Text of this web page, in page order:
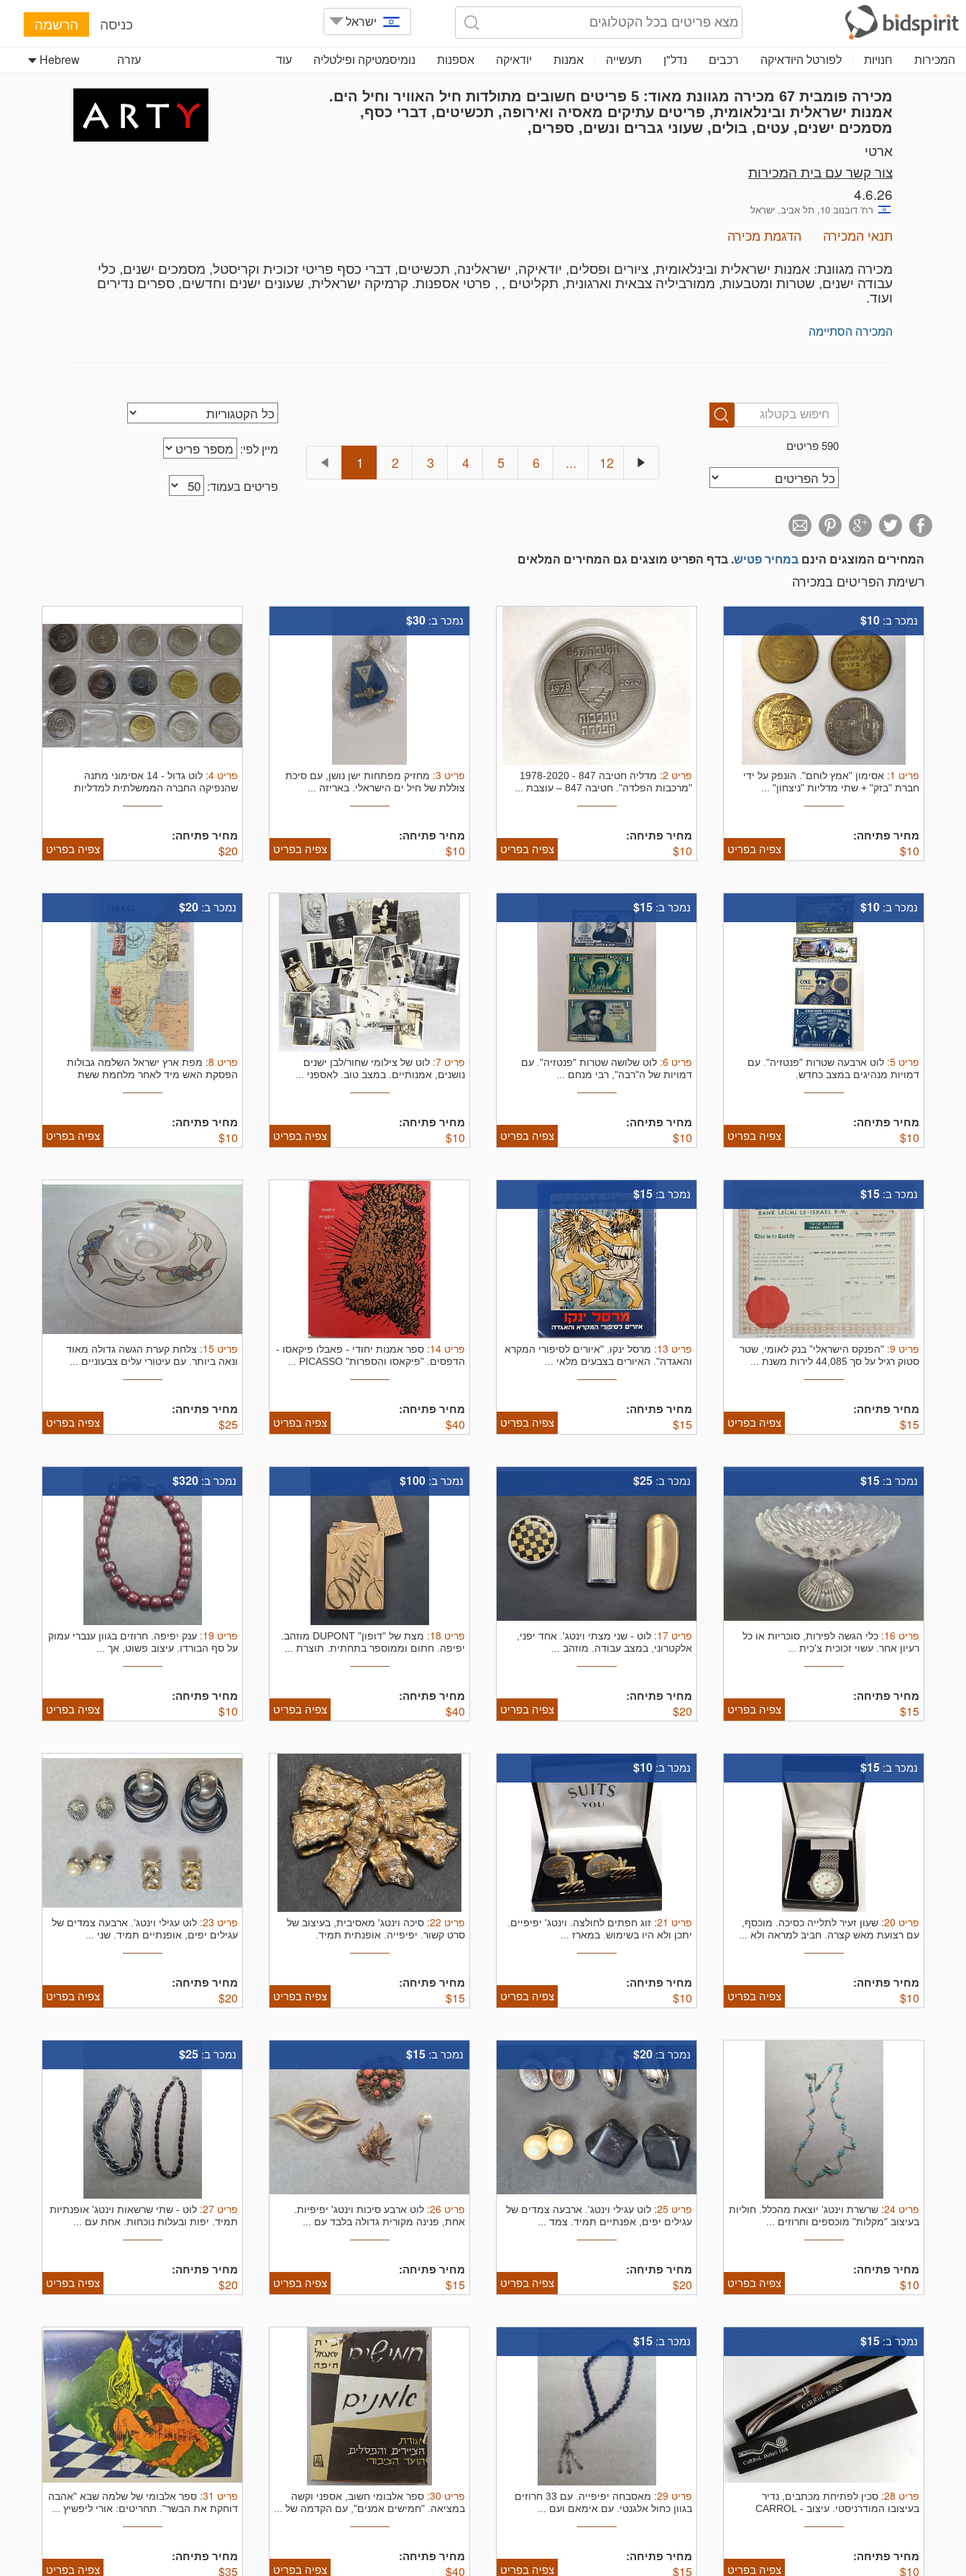
ישראל כניסה הרשמה
המכירות חנויות לפורטל היודאיקה רכבים נדל"ן תעשייה אמנות יודאיקה אספנות נומיסמטיקה ופילטליה עוד Hebrew עזרה
מכירה פומבית 67
מכירה מגוונת מאוד: 5 פריטים חשובים מתולדות חיל האוויר וחיל הים.
אמנות ישראלית ובינלאומית, פריטים עתיקים מאסיה ואירופה, תכשיטים, דברי כסף,
מסמכים ישנים, עטים, בולים, שעוני גברים ונשים, ספרים,
ארטי
צור קשר עם בית המכירות
4.6.26
רח' דובנוב 10, תל אביב, ישראל
תנאי המכירה הדגמת מכירה
מכירה מגוונת: אמנות ישראלית ובינלאומית, ציורים ופסלים, יודאיקה, ישראלינה, תכשיטים, דברי כסף פריטי זכוכית וקריסטל, מסמכים ישנים, כלי
עבודה ישנים, שטרות ומטבעות, ממורביליה צבאית וארגונית, תקליטים , , פרטי אספנות. קרמיקה ישראלית, שעונים ישנים וחדשים, ספרים נדירים
ועוד.
המכירה הסתיימה
590 פריטים מיין לפי:
פריטים בעמוד:
1 2 3 4 5 6 ... 12
המחירים המוצגים הינם במחיר פטיש. בדף הפריט מוצגים גם המחירים המלאים
רשימת הפריטים במכירה
נמכר ב: $10
פריט 1
: אסימון "אמץ לוחם". הונפק על ידי
חברת "בזק" + שתי מדליות "ניצחון" ...
מחיר פתיחה:
$10 צפיה בפריט
פריט 2
:
מדליה חטיבה 847 - 1978-2020
"מרכבות הפלדה". חטיבה 847 – עוצבת ...
מחיר פתיחה:
$10 צפיה בפריט
נמכר ב: $30
פריט 3
: מחזיק מפתחות ישן נושן, עם סיכת
צוללת של חיל ים הישראלי. באריזה ...
מחיר פתיחה:
$10 צפיה בפריט
פריט 4
:
לוט גדול - 14 אסימוני מתנה
שהנפיקה החברה הממשלתית למדליות
מחיר פתיחה:
$20 צפיה בפריט
נמכר ב: $10
פריט 5
: לוט ארבעה שטרות "פנטזיה". עם
דמויות מנהיגים במצב כחדש.
מחיר פתיחה:
$10 צפיה בפריט
נמכר ב: $15
פריט 6
: לוט שלושה שטרות "פנטזיה". עם
דמויות של ה"רבה", רבי מנחם ...
מחיר פתיחה:
$10 צפיה בפריט
פריט 7
: לוט של צילומי שחור/לבן ישנים
נושנים, אמנותיים. במצב טוב. לאספני ...
מחיר פתיחה:
$10 צפיה בפריט
נמכר ב: $20
פריט 8
: מפת ארץ ישראל השלמה גבולות
הפסקת האש מיד לאחר מלחמת ששת
מחיר פתיחה:
$10 צפיה בפריט
נמכר ב: $15
פריט 9
: "הפנקס הישראלי" בנק לאומי, שטר
סטוק רגיל על סך 44,085 לירות משנת ...
מחיר פתיחה:
$15 צפיה בפריט
נמכר ב: $15
פריט 13
: מרסל ינקו. "איורים לסיפורי המקרא
והאגדה". האיורים בצבעים מלאי ...
מחיר פתיחה:
$15 צפיה בפריט
פריט 14
: ספר אמנות יחודי - פאבלו פיקאסו -
הדפסים. "פיקאסו והספרות" PICASSO ...
מחיר פתיחה:
$40 צפיה בפריט
פריט 15
: צלחת קערת הגשה גדולה מאוד
ונאה ביותר. עם עיטורי עלים צבעוניים ...
מחיר פתיחה:
$25 צפיה בפריט
נמכר ב: $15
פריט 16
: כלי הגשה לפירות, סוכריות או כל
רעיון אחר. עשוי זכוכית צ'כית ...
מחיר פתיחה:
$15 צפיה בפריט
נמכר ב: $25
פריט 17
: לוט - שני מצתי וינטג'. אחד יפני,
אלקטרוני, במצב עבודה. מוזהב ...
מחיר פתיחה:
$20 צפיה בפריט
נמכר ב: $100
פריט 18
:
מצת של "דופון" DUPONT מוזהב.
יפיפה. חתום וממוספר בתחתית. תוצרת ...
מחיר פתיחה:
$40 צפיה בפריט
נמכר ב: $320
פריט 19
: ענק יפיפה. חרוזים בגוון ענברי עמוק
על סף הבורדו. עיצוב פשוט, אך ...
מחיר פתיחה:
$10 צפיה בפריט
נמכר ב: $15
פריט 20
: שעון זעיר לתלייה כסיכה. מוכסף,
עם רצועת מאש קצרה. חביב למראה ולא ...
מחיר פתיחה:
$10 צפיה בפריט
נמכר ב:$10
פריט 21
: זוג חפתים לחולצה. וינטג' יפיפיים.
יתכן ולא היו בשימוש. במארז ...
מחיר פתיחה:
$10 צפיה בפריט
פריט 22
: סיכה וינטג' מאסיבית, בעיצוב של
סרט קשור. יפיפייה. אופנתית תמיד.
מחיר פתיחה:
$15 צפיה בפריט
פריט 23
: לוט עגילי וינטג'. ארבעה צמדים של
עגילים יפים, אופנתיים תמיד. שני ...
מחיר פתיחה:
$20 צפיה בפריט
פריט 24
: שרשרת וינטג' יוצאת מהכלל. חוליות
בעיצוב "מקלות" מוכספים וחרוזים ...
מחיר פתיחה:
$10 צפיה בפריט
נמכר ב: $20
פריט 25
: לוט עגילי וינטג'. ארבעה צמדים של
עגילים יפים, אפנתיים תמיד. צמד ...
מחיר פתיחה:
$20 צפיה בפריט
נמכר ב: $15
פריט 26
: לוט ארבע סיכות וינטג' יפיפיות.
אחת, פנינה מקורית גדולה בלבד עם ...
מחיר פתיחה:
$15 צפיה בפריט
נמכר ב: $25
פריט 27
: לוט - שתי שרשאות וינטג' אופנתיות
תמיד. יפות ובעלות נוכחות. אחת עם ...
מחיר פתיחה:
$20 צפיה בפריט
נמכר ב: $15
פריט 28
: סכין לפתיחת מכתבים, נדיר
בעיצובו המודרניסטי. עיצוב - CARROL
מחיר פתיחה:
$10 צפיה בפריט
נמכר ב: $15
פריט 29
:
מאסבחה יפיפייה. עם 33 חרוזים
בגוון כחול אלגנטי. עם אימאם ועם ...
מחיר פתיחה:
$15 צפיה בפריט
פריט 30
: ספר אלבומי חשוב, אספני וקשה
במציאה. "חמישים אמנים", עם הקדמה של ...
מחיר פתיחה:
$40 צפיה בפריט
פריט 31
: ספר אלבומי של שלמה שבא "אהבה
דוחקת את הבשר". תחריטים: אורי ליפשיץ ...
מחיר פתיחה:
$35 צפיה בפריט